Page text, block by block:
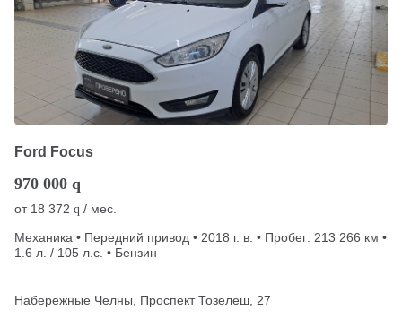
Ford Focus
970 000 q
от 18 372 q / мес.
Механика • Передний привод • 2018 г. в. • Пробег: 213 266 км •
1.6 л. / 105 л.с. • Бензин
Набережные Челны, Проспект Тозелеш, 27